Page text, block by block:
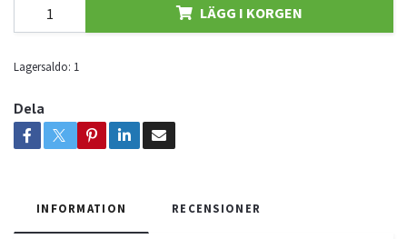
LÄGG I KORGEN
Lagersaldo: 1
Dela
INFORMATION RECENSIONER